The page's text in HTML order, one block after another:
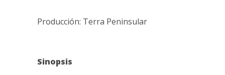
Producción: Terra Peninsular
Sinopsis